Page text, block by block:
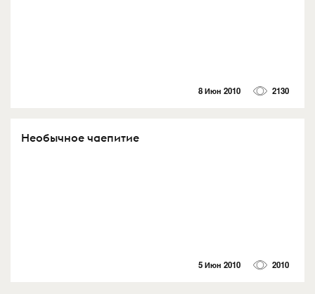
8 Июн 2010 2130
Необычное чаепитие
5 Июн 2010 2010